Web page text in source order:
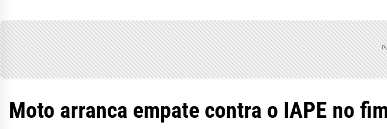
Moto arranca empate contra o IAPE no